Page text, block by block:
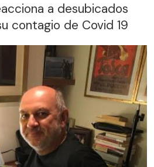
a desubicados
contagio de Covid 19